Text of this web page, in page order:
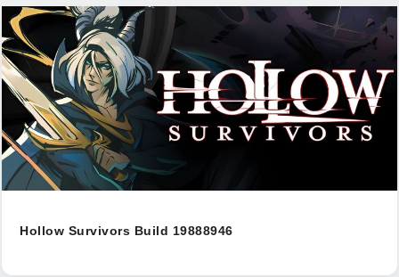
Hollow Survivors Build 19888946